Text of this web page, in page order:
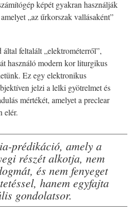
képét gyakran használják
„az űrkorszak vallásaként”
feltalált „elektrométerről”,
használó modern kor liturgikus
Ez egy elektronikus
jelzi a lelki gyötrelmet és
mértékét, amelyet a preclear
elér.
prédikáció, amely a
részét alkotja, nem
és nem fenyeget
hanem egyfajta
gondolatsor.